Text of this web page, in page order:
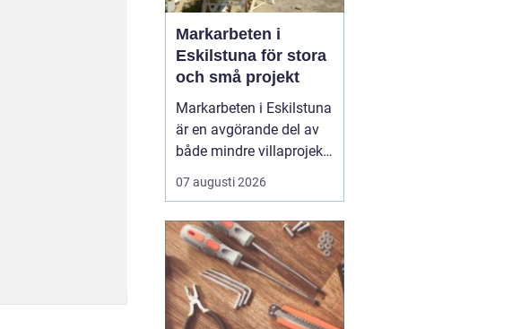
Markarbeten i
Eskilstuna för stora
och små projekt
Markarbeten i Eskilstuna
är en avgörande del av
både mindre villaprojekt
och större
byggsatsningar, och rätt
en stabil grund för allt
som ska byggas
ovanpå. När marken
förbere...
07 augusti 2026